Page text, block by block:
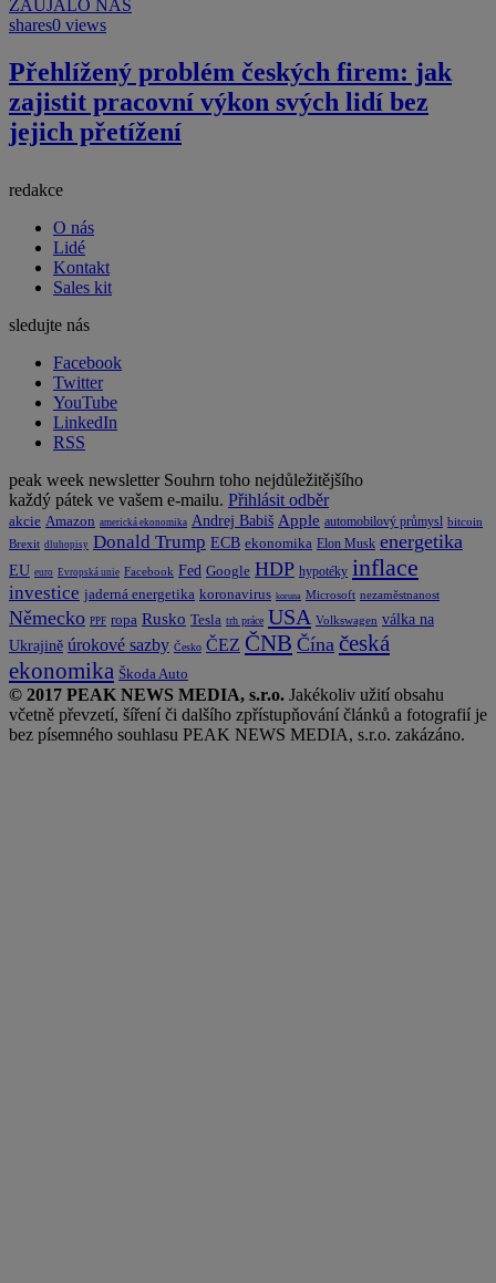
ZAUJALO NÁS
shares0 views
Přehlížený problém českých firem: jak
zajistit pracovní výkon svých lidí bez
jejich přetížení
redakce
O nás
Lidé
Kontakt
Sales kit
sledujte nás
Facebook
Twitter
YouTube
LinkedIn
RSS
peak week newsletter Souhrn toho nejdůležitějšího
každý pátek ve vašem e-mailu. Přihlásit odběr
akcie Amazon americká ekonomika Andrej Babiš Apple automobilový průmysl bitcoin
Brexit dluhopisy Donald Trump ECB ekonomika Elon Musk energetika
EU euro Evropská unie Facebook Fed Google HDP hypotéky inflace
investice jaderná energetika koronavirus koruna Microsoft nezaměstnanost
Německo PPF ropa Rusko Tesla trh práce USA Volkswagen válka na
Ukrajině úrokové sazby Česko ČEZ ČNB Čína česká
ekonomika Škoda Auto
© 2017 PEAK NEWS MEDIA, s.r.o. Jakékoliv užití obsahu
včetně převzetí, šíření či dalšího zpřístupňování článků a fotografií je
bez písemného souhlasu PEAK NEWS MEDIA, s.r.o. zakázáno.